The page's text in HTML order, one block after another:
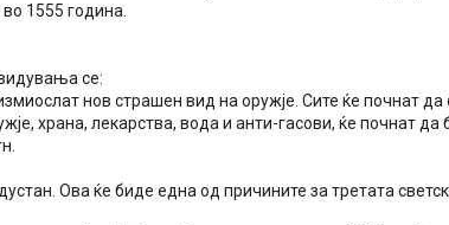
1555 година.
се:
нов страшен вид на оружје. Сите ќе почнат да
храна, лекарства, вода и анти-гасови, ќе почнат да
Ова ќе биде една од причините за третата